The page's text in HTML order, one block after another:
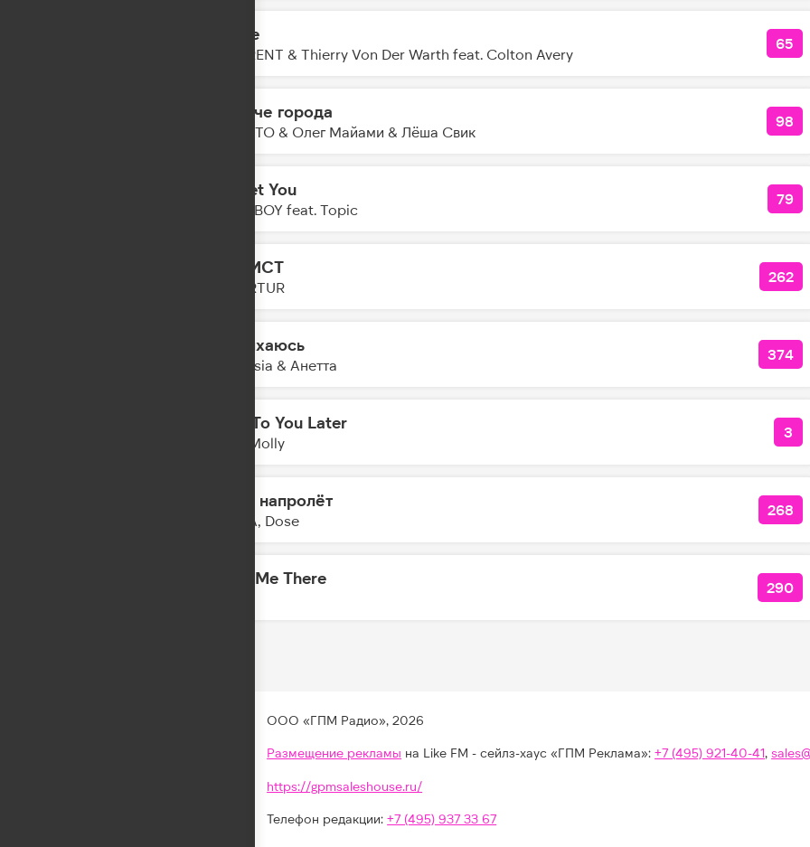
Home
LAWRENT & Thierry Von Der Warth feat. Colton Avery
65
Громче города
NILETTO & Олег Майами & Лёша Свик
98
Forget You
FAST BOY feat. Topic
79
ЭГОИСТ
GOARTUR
262
Задыхаюсь
Amnesia & Анетта
374
Talk To You Later
Holy Molly
3
Ночи напролёт
PIZZA, Dose
268
Take Me There 290
ООО «ГПМ Радио», 2026
Размещение рекламы на Like FM - сейлз-хаус «ГПМ Реклама»:+7 (495) 921-40-41,
https://gpmsaleshouse.ru/
Телефон редакции:+7 (495) 937 33 67